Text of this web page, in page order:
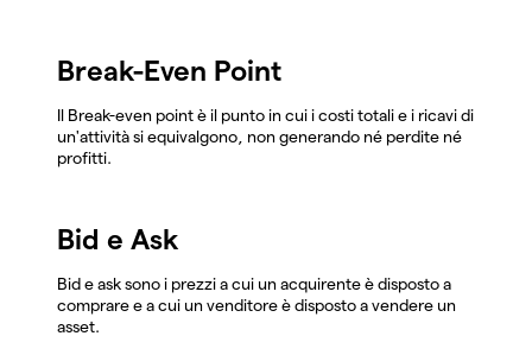
Break-Even Point
Il Break-even point è il punto in cui i costi totali e i ricavi di
un'attività si equivalgono, non generando né perdite né
profitti.
Bid e Ask
Bid e ask sono i prezzi a cui un acquirente è disposto a
comprare e a cui un venditore è disposto a vendere un
asset.